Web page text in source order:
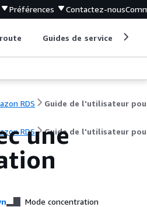
Préférences Contactez-nous
Guides de service
RDS
RDS Guide de l'utilisateur
une
Mode concentration